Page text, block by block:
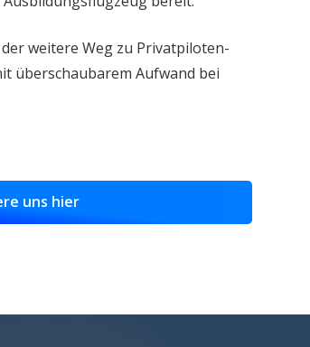
weitere Weg zu Privatpiloten-
überschaubarem Aufwand bei
uns hier